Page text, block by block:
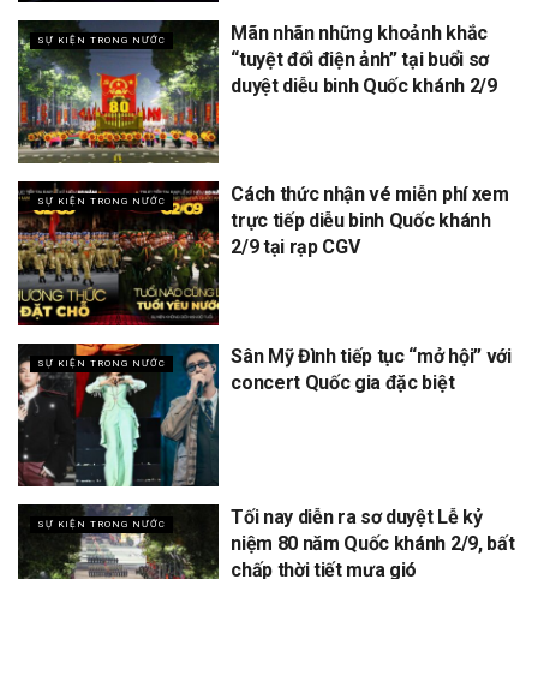
SỰ KIỆN TRONG NƯỚC
Mãn nhãn những khoảnh khắc
“tuyệt đối điện ảnh” tại buổi sơ
duyệt diễu binh Quốc khánh 2/9
SỰ KIỆN TRONG NƯỚC
Cách thức nhận vé miễn phí xem
trực tiếp diễu binh Quốc khánh
2/9 tại rạp CGV
SỰ KIỆN TRONG NƯỚC
Sân Mỹ Đình tiếp tục “mở hội” với
concert Quốc gia đặc biệt
SỰ KIỆN TRONG NƯỚC
Tối nay diễn ra sơ duyệt Lễ kỷ
niệm 80 năm Quốc khánh 2/9, bất
chấp thời tiết mưa gió